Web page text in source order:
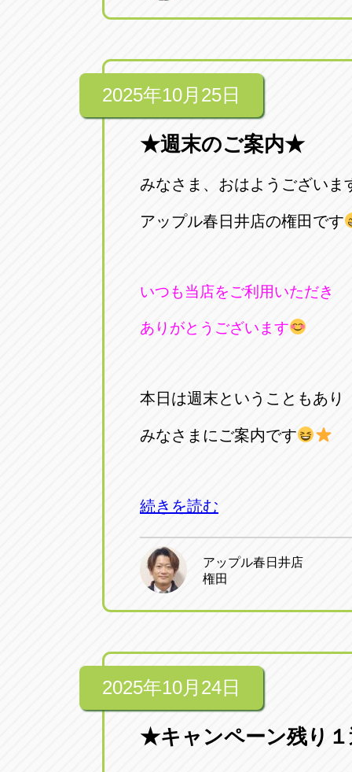
2025年10月25日
★週末のご案内★
みなさま、おはようございま
アップル春日井店の権田です
いつも当店をご利用いただき
ありがとうございます
本日は週末ということもあり
みなさまにご案内です
続きを読む
アップル春日井店
権田
2025年10月24日
★キャンペーン残り